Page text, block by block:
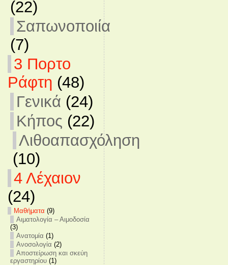
(22)
Σαπωνοποιία
(7)
3 Πορτο
Ράφτη (48)
Γενικά (24)
Κήπος (22)
Λιθοαπασχόληση
(10)
4 Λέχαιον
(24)
Mαθήματα (9)
Αιματολογία – Αιμοδοσία
(3)
Ανατομία (1)
Ανοσολογία (2)
Αποστείρωση και σκεύη
εργαστηρίου(1)